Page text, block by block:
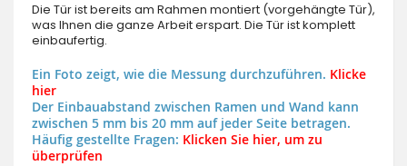
Die Tür ist bereits am Rahmen montiert (vorgehängte Tür),
was Ihnen die ganze Arbeit erspart. Die Tür ist komplett
einbaufertig.
Ein Foto zeigt, wie die Messung durchzuführen. Klicke
hier
Der Einbauabstand zwischen Ramen und Wand kann
zwischen 5 mm bis 20 mm auf jeder Seite betragen.
Häufig gestellte Fragen: Klicken Sie hier, um zu
überprüfen